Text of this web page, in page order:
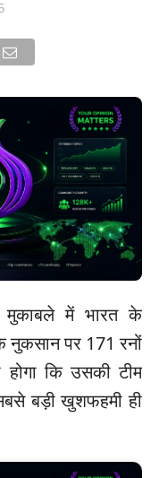
मुकाबले में भारत के
नुकसान पर 171 रनों
कि उसकी टीम
बड़ी खुशफहमी ही